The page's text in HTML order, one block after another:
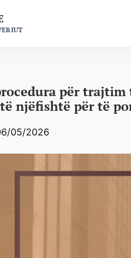
për trajtim
njëfishtë për të
05/2026